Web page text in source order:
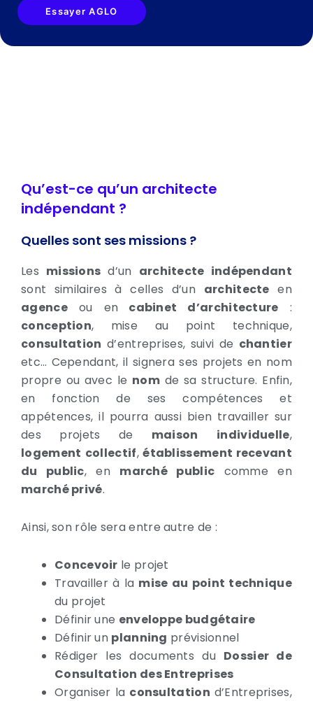
Essayer AGLO
Qu’est-ce qu’un architecte
indépendant ?
Quelles sont ses missions ?
Les missions d’un architecte indépendant
sont similaires à celles d’un architecte en
agenceou en cabinet d’architecture :
conception, mise au point technique,
consultation d’entreprises, suivi de chantier
etc… Cependant, il signera ses projets en nom
propre ou avec le nom de sa structure. Enfin,
en fonction de ses compétences et
appétences, il pourra aussi bien travailler sur
des projets de maison individuelle,
logement collectif,établissement recevant
du public, en marché public comme en
marché privé.
Ainsi, son rôle sera entre autre de :
Concevoir le projet
Travailler à la mise au point technique
du projet
Définir une enveloppe budgétaire
Définir un planning prévisionnel
Rédiger les documents du Dossier de
Consultation des Entreprises
Organiser la consultation d’Entreprises,